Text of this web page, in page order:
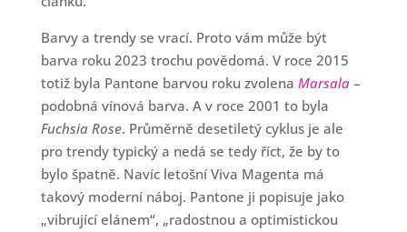
Barvy a trendy se vrací. Proto vám může být
barva roku 2023 trochu povědomá. V roce 2015
totiž byla Pantone barvou roku zvolena Marsala–
podobná vínová barva. A v roce 2001 to byla
Fuchsia Rose. Průměrně desetiletý cyklus je ale
pro trendy typický a nedá se tedy říct, že by to
bylo špatně. Navíc letošní Viva Magenta má
takový moderní náboj. Pantone ji popisuje jako
„vibrující elánem“, „radostnou a optimistickou